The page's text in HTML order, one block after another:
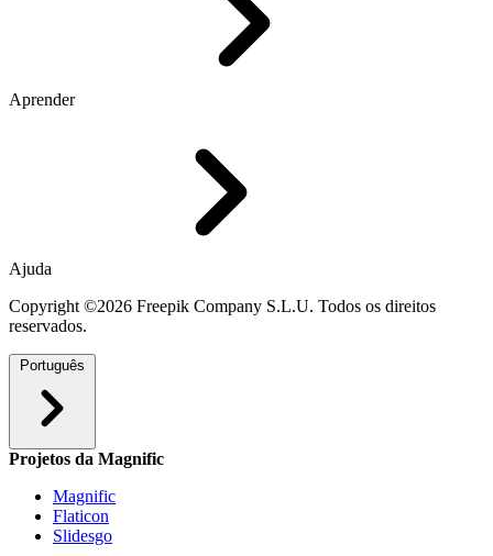
Aprender
Ajuda
Copyright ©2026 Freepik Company S.L.U. Todos os direitos
reservados.
Português
Projetos da Magnific
Magnific
Flaticon
Slidesgo